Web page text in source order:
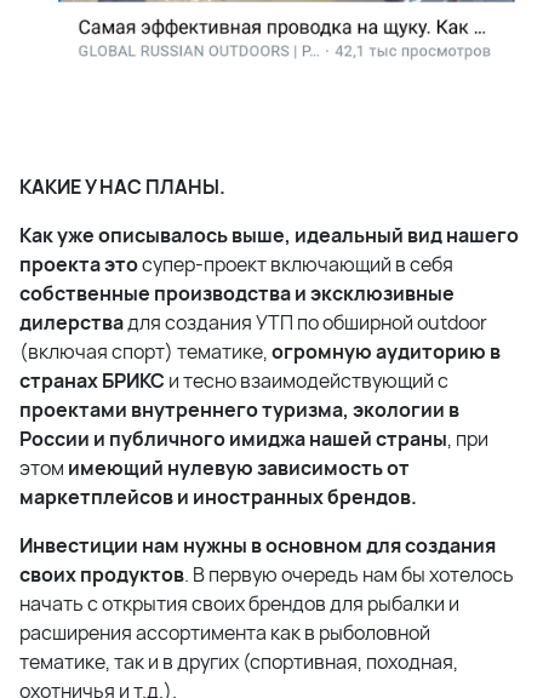
КАКИЕ У НАС ПЛАНЫ.
Как уже описывалось выше, идеальный вид нашего
проекта этосупер-проект включающий в себя
собственные производства и эксклюзивные
дилерствадля создания УТП по обширной outdoor
(включая спорт) тематике,огромную аудиторию в
странах БРИКС и тесно взаимодействующий с
проектами внутреннего туризма, экологии в
России и публичного имиджа нашей страны, при
этом имеющий нулевую зависимость от
маркетплейсов и иностранных брендов.
Инвестиции нам нужны в основном для создания
своих продуктов. В первую очередь нам бы хотелось
начать с открытия своих брендов для рыбалки и
расширения ассортимента как в рыболовной
тематике, так и в других (спортивная, походная,
охотничья и т.д.).